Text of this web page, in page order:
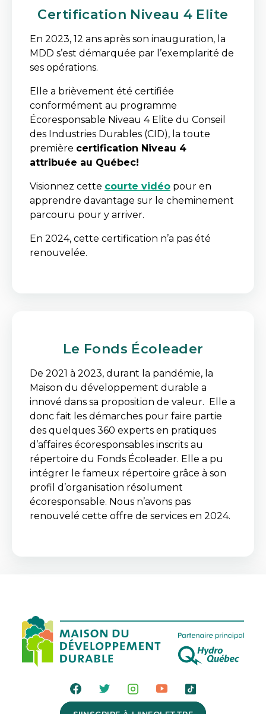
Certification Niveau 4 Elite
En 2023, 12 ans après son inauguration, la
MDD s’est démarquée par l’exemplarité de
ses opérations.
Elle a brièvement été certifiée
conformément au programme
Écoresponsable Niveau 4 Elite du Conseil
des Industries Durables (CID), la toute
première certification Niveau 4
attribuée au Québec!
Visionnez cette courte vidéo pour en
apprendre davantage sur le cheminement
parcouru pour y arriver.
En 2024, cette certification n’a pas été
renouvelée.
Le Fonds Écoleader
De 2021 à 2023, durant la pandémie, la
Maison du développement durable a
innové dans sa proposition de valeur. Elle a
donc fait les démarches pour faire partie
des quelques 360 experts en pratiques
d’affaires écoresponsables inscrits au
répertoire du Fonds Écoleader. Elle a pu
intégrer le fameux répertoire grâce à son
profil d’organisation résolument
écoresponsable. Nous n’avons pas
renouvelé cette offre de services en 2024.